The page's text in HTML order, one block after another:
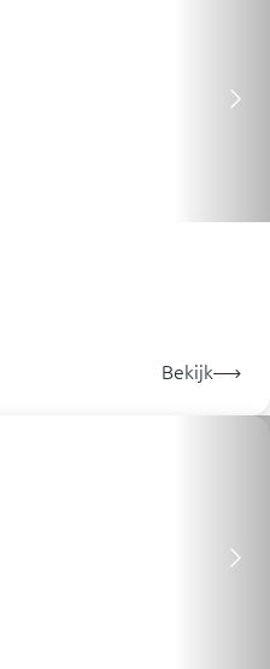
Bekijk